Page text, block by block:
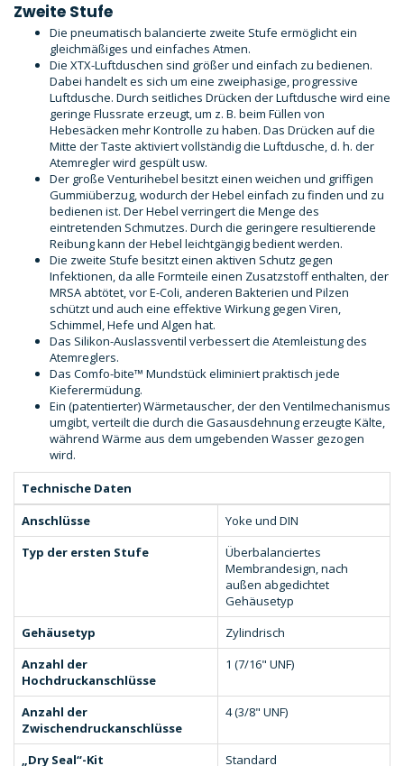
Zweite Stufe
Die pneumatisch balancierte zweite Stufe ermöglicht ein
gleichmäßiges und einfaches Atmen.
Die XTX-Luftduschen sind größer und einfach zu bedienen.
Dabei handelt es sich um eine zweiphasige, progressive
Luftdusche. Durch seitliches Drücken der Luftdusche wird eine
geringe Flussrate erzeugt, um z. B. beim Füllen von
Hebesäcken mehr Kontrolle zu haben. Das Drücken auf die
Mitte der Taste aktiviert vollständig die Luftdusche, d. h. der
Atemregler wird gespült usw.
Der große Venturihebel besitzt einen weichen und griffigen
Gummiüberzug, wodurch der Hebel einfach zu finden und zu
bedienen ist. Der Hebel verringert die Menge des
eintretenden Schmutzes. Durch die geringere resultierende
Reibung kann der Hebel leichtgängig bedient werden.
Die zweite Stufe besitzt einen aktiven Schutz gegen
Infektionen, da alle Formteile einen Zusatzstoff enthalten, der
MRSA abtötet, vor E-Coli, anderen Bakterien und Pilzen
schützt und auch eine effektive Wirkung gegen Viren,
Schimmel, Hefe und Algen hat.
Das Silikon-Auslassventil verbessert die Atemleistung des
Atemreglers.
Das Comfo-bite™ Mundstück eliminiert praktisch jede
Kieferermüdung.
Ein (patentierter) Wärmetauscher, der den Ventilmechanismus
umgibt, verteilt die durch die Gasausdehnung erzeugte Kälte,
während Wärme aus dem umgebenden Wasser gezogen
wird.
Technische Daten
Anschlüsse
Yoke und DIN
Typ der ersten Stufe
Überbalanciertes
Membrandesign, nach
außen abgedichtet
Gehäusetyp
Gehäusetyp
Zylindrisch
Anzahl der
Hochdruckanschlüsse
1 (7/16" UNF)
Anzahl der
Zwischendruckanschlüsse
4 (3/8" UNF)
„Dry Seal“-Kit Standard